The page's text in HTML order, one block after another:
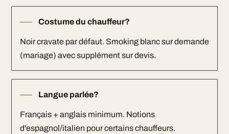
Costume du chauffeur?
Noir cravate par défaut. Smoking blanc sur demande
(mariage) avec supplément sur devis.
Langue parlée?
Français + anglais minimum. Notions
d'espagnol/italien pour certains chauffeurs.